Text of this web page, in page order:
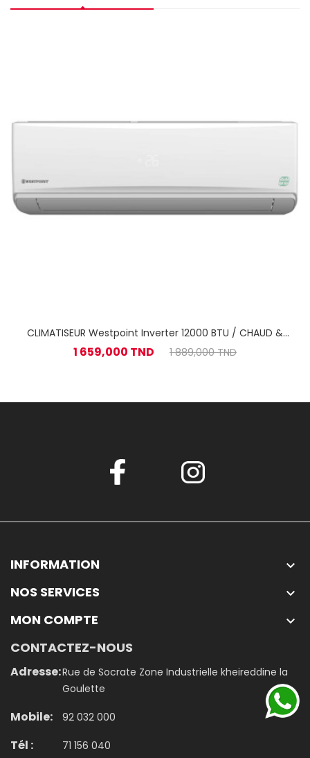
CLIMATISEUR Westpoint Inverter 12000 BTU / CHAUD &
FROID
1 659,000 TND 1 889,000 TND
INFORMATION 
NOS SERVICES 
MON COMPTE 
CONTACTEZ-NOUS
Adresse:Rue de Socrate Zone Industrielle kheireddine la
Goulette
Mobile: 92 032 000
Tél : 71 156 040